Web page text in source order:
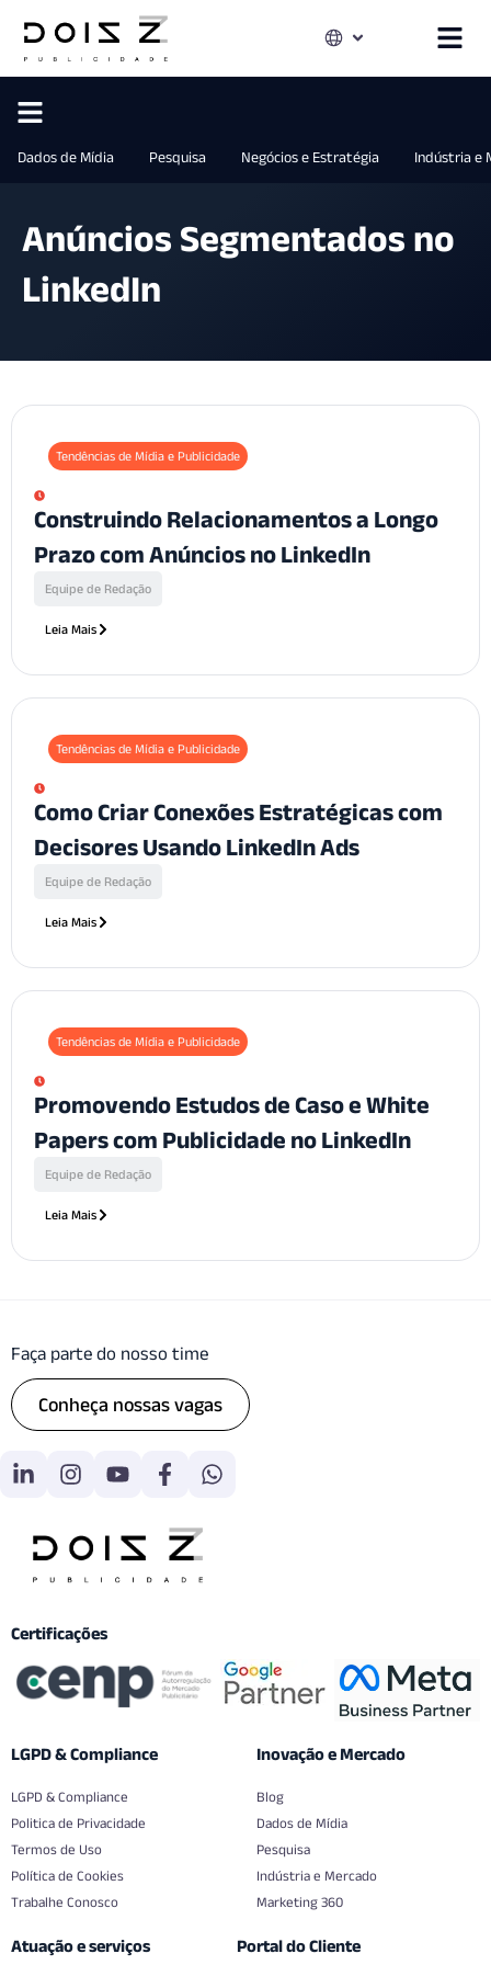
Dados de Mídia Pesquisa Negócios e Estratégia Indústria e
Anúncios Segmentados no
LinkedIn
Tendências de Mídia e Publicidade
Construindo Relacionamentos a Longo
Prazo com Anúncios no LinkedIn
Equipe de Redação
Leia Mais
Tendências de Mídia e Publicidade
Como Criar Conexões Estratégicas com
Decisores Usando LinkedIn Ads
Equipe de Redação
Leia Mais
Tendências de Mídia e Publicidade
Promovendo Estudos de Caso e White
Papers com Publicidade no LinkedIn
Equipe de Redação
Leia Mais
Faça parte do nosso time
Conheça nossas vagas
Certificações
LGPD & Compliance
LGPD & Compliance
Politica de Privacidade
Termos de Uso
Política de Cookies
Trabalhe Conosco
Inovação e Mercado
Blog
Dados de Mídia
Pesquisa
Indústria e Mercado
Marketing 360
Atuação e serviços
Portal do Cliente